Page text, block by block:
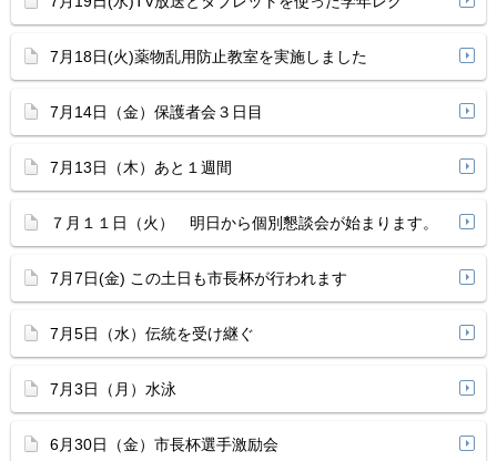
7月18日(火)薬物乱用防止教室を実施しました
7月14日（金）保護者会３日目
7月13日（木）あと１週間
７月１１日（火） 明日から個別懇談会が始まります。
7月7日(金) この土日も市長杯が行われます
7月5日（水）伝統を受け継ぐ
7月3日（月）水泳
6月30日（金）市長杯選手激励会